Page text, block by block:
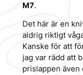
M7.
Det här är en
aldrig riktigt
Kanske för att
jag var rädd att
prislappen även